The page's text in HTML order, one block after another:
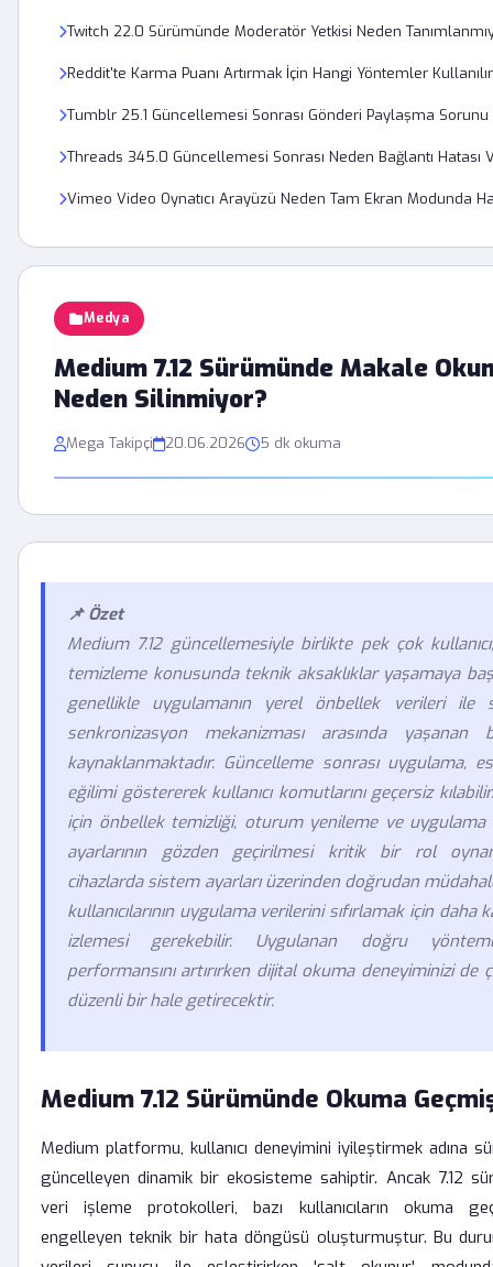
Medya
Medium 7.12 Sürümünde Makale
Neden Silinmiyor?
Mega Takipçi 20.06.2026 5 dk okuma
📌 Özet
Medium 7.12 güncellemesiyle birlikte pek çok
temizleme konusunda teknik aksaklıklar yaşamaya
genellikle uygulamanın yerel önbellek verileri ile
senkronizasyon mekanizması arasında yaşanan
kaynaklanmaktadır. Güncelleme sonrası uygulama,
eğilimi göstererek kullanıcı komutlarını geçersiz
için önbellek temizliği, oturum yenileme ve uygulama
ayarlarının gözden geçirilmesi kritik bir rol
cihazlarda sistem ayarları üzerinden doğrudan
kullanıcılarının uygulama verilerini sıfırlamak için daha
izlemesi gerekebilir. Uygulanan doğru
performansını artırırken dijital okuma deneyiminizi de
düzenli bir hale getirecektir.
Medium 7.12 Sürümünde Okuma
Medium platformu, kullanıcı deneyimini iyileştirmek adına
güncelleyen dinamik bir ekosisteme sahiptir. Ancak 7.12
veri işleme protokolleri, bazı kullanıcıların okuma
engelleyen teknik bir hata döngüsü oluşturmuştur. Bu
Twitch 22.0 Sürümünde Moderatör Yetkisi Neden
Reddit'te Karma Puanı Artırmak İçin Hangi Yöntemler
Tumblr 25.1 Güncellemesi Sonrası Gönderi Paylaşma Sorunu
Threads 345.0 Güncellemesi Sonrası Neden Bağlantı Hatası
Vimeo Video Oynatıcı Arayüzü Neden Tam Ekran Modunda